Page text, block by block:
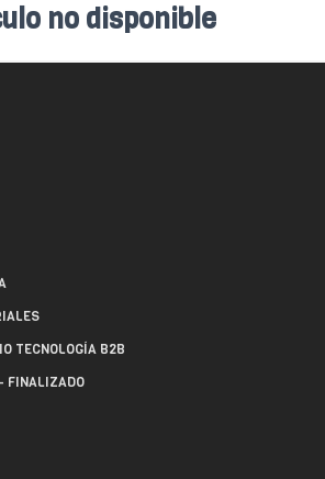
no disponible
TECNOLOGÍA B2B
FINALIZADO